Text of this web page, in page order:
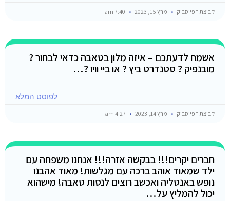
קבוצת הפייסבוק מרץ 15, 2023
אשמח לדעתכם – איזה מלון בטאבה כדאי לבחור ?
מובנפיק ? סטנדרט ביץ ? או ביי וויו ?…
לפוסט המלא
קבוצת הפייסבוק מרץ 14, 2023
חברים יקרים!!! בבקשה אזרה!!! אנחנו משפחה עם
ילד שמאוד אוהב ברכה עם מגלשות! מאוד אהבנו
נופש באנטליה ואכשב רוצים לנסות טאבה! מישהוא
יכול להמליץ על…